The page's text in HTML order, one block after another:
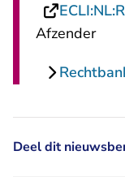
Afzender
Deel dit